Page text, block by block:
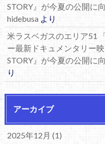
STORY』が今夏の公開に
hidebusaより
米ラスベガスのエリア51
ー最新ドキュメンタリー
STORY』が今夏の公開に
り
アーカイブ
2025年12月 (1)